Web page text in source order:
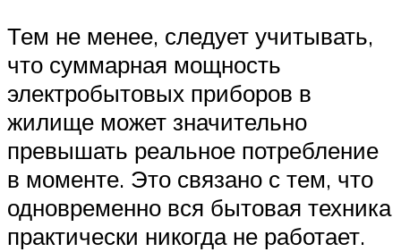
Тем не менее, следует учитывать,
что суммарная мощность
электробытовых приборов в
жилище может значительно
превышать реальное потребление
в моменте. Это связано с тем, что
одновременно вся бытовая техника
практически никогда не работает.